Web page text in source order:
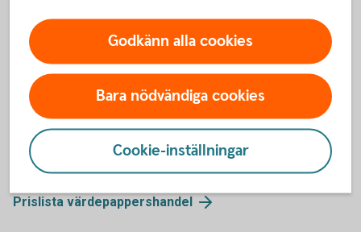
Tänk på att valutarörelsen i EUR/SEK, DKK/SEK och
NOK/SEK påverkar avkastningen
Courtage för värdepappershandel
i appen och internetbanken
Prislista värdepappershandel
Godkänn alla cookies
Bara nödvändiga cookies
Cookie-inställningar